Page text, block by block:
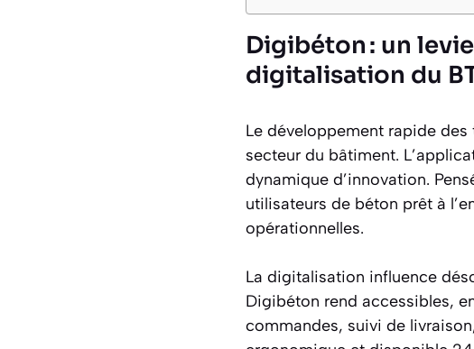
Digibéton : un
digitalisation du
Le développement rapide
secteur du bâtiment.
dynamique d’innovation.
utilisateurs de béton prêt à
opérationnelles.
La digitalisation influence
Digibéton rend accessibles,
commandes, suivi de